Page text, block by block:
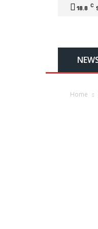
18.8 C
Home